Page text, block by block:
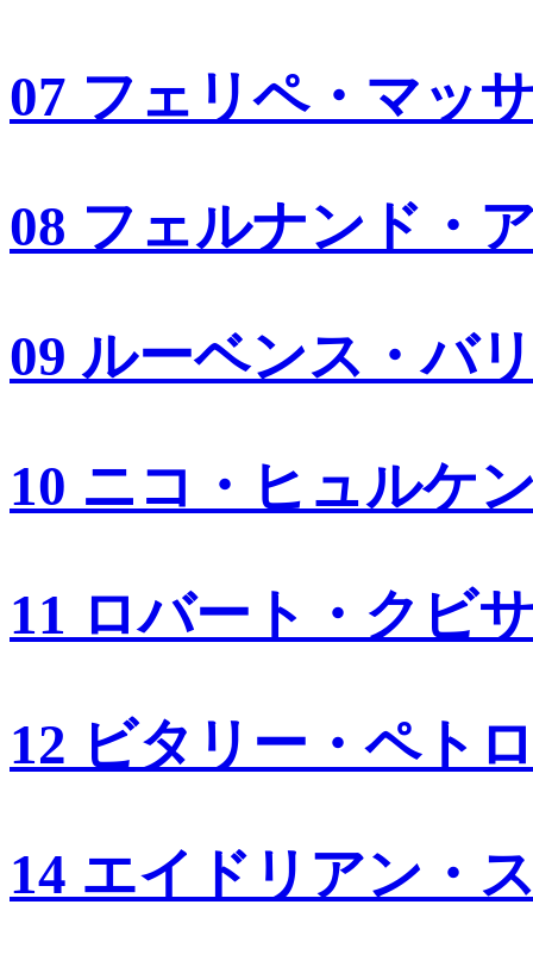
07 フェリペ・マッ
08 フェルナンド・
09 ルーベンス・バ
10 ニコ・ヒュルケ
11 ロバート・クビ
12 ビタリー・ペト
14 エイドリアン・